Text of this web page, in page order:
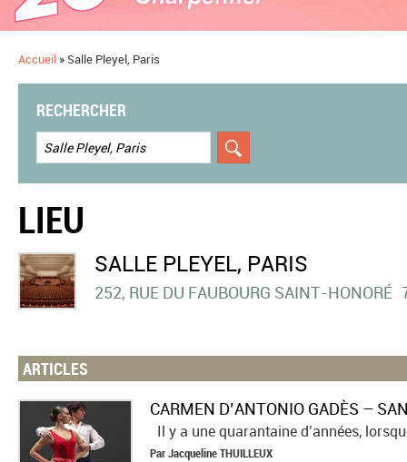
Accueil » Salle Pleyel, Paris
RECHERCHER
LIEU
SALLE PLEYEL, PARIS
252, RUE DU FAUBOURG SAINT-HONORÉ
ARTICLES
CARMEN D’ANTONIO GADÈS –
Il y a une quarantaine d’années,
ParJacquelineTHUILLEUX